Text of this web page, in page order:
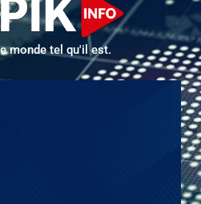
monde tel qu'il est.